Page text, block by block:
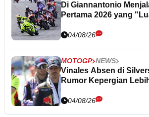
Di Giannantonio
Pertama 2026 yang
04/08/26
MOTOGP NEWS
Vinales Absen di
Rumor Kepergian
04/08/26